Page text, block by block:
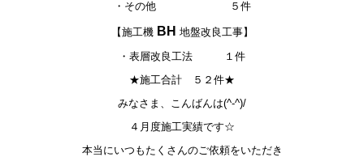
・その他 ５件
【施工機 BH 地盤改良工事】
・表層改良工法 １件
★施工合計 ５２件★
みなさま、こんばんは(^-^)/
４月度施工実績です☆
本当にいつもたくさんのご依頼をいただき